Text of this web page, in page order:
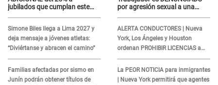
jubilados que cumplan este
Simone Biles llega a Lima 2027 y
deja mensaje a jóvenes atletas:
“Diviértanse y abracen el camino”
Familias afectadas por sismo en
Junín podrán obtener títulos de
por agresión sexual a una
ALERTA CONDUCTORES | Nueva
York, Los Ángeles y Houston
ordenan PROHIBIR LICENCIAS a
quienes no presenten ESTE
DOCUMENTO
La PEOR NOTICIA para inmigrantes
| Nueva York permitirá que agentes